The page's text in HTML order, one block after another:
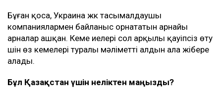
Бұған қоса, Украина жүк тасымалдаушы
компаниялармен байланыс орнататын арнайы
арналар ашқан. Кеме иелері сол арқылы қауіпсіз өту
үшін өз кемелері туралы мәліметті алдын ала жібере
алады.
Бұл Қазақстан үшін неліктен маңызды?